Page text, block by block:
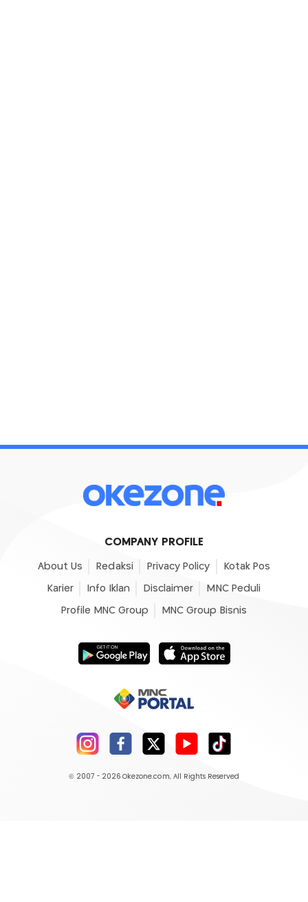
COMPANY PROFILE
About Us Redaksi Privacy Policy Kotak Pos
Karier Info Iklan Disclaimer MNC Peduli
Profile MNC Group MNC Group Bisnis
© 2007 - 2026 Okezone.com, All Rights Reserved